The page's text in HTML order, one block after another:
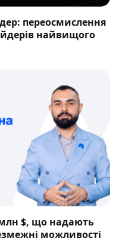
переосмислення
найвищого
млн $, що надають
можливості